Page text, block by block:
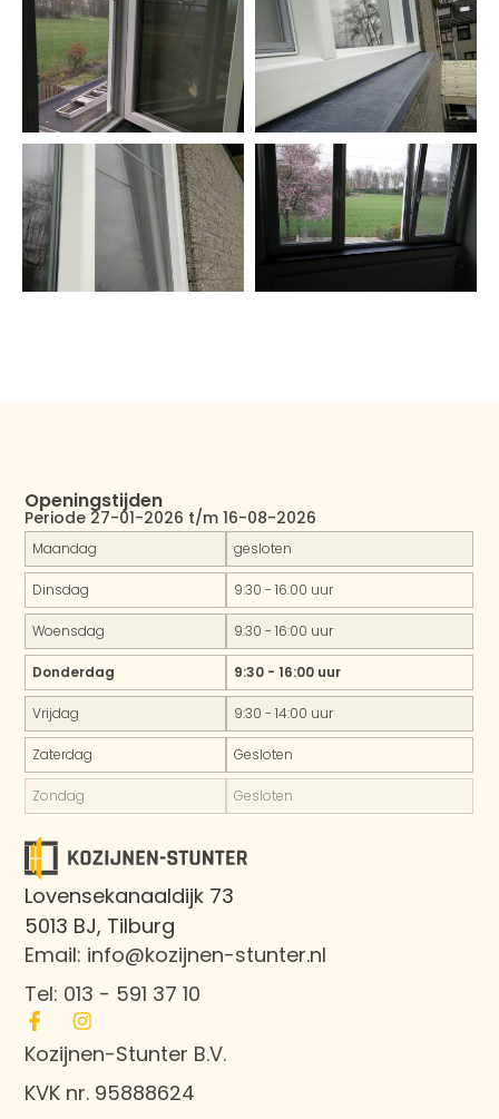
Lovensekanaaldijk 73
5013 BJ, Tilburg
Email: info@kozijnen-stunter.nl
Tel: 013 - 591 37 10
Kozijnen-Stunter B.V.
KVK nr. 95888624
Openingstijden
Periode 27-01-2026 t/m 16-08-2026
Maandag gesloten
Dinsdag 9:30 - 16:00 uur
Woensdag 9:30 - 16:00 uur
Donderdag 9:30 - 16:00 uur
Vrijdag 9:30 - 14:00 uur
Zaterdag Gesloten
Zondag Gesloten